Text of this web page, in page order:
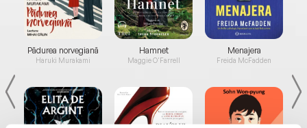
Pădurea norvegiană
Haruki Murakami
Hamnet
Maggie O'Farrell
Menajera
Freida McFadden